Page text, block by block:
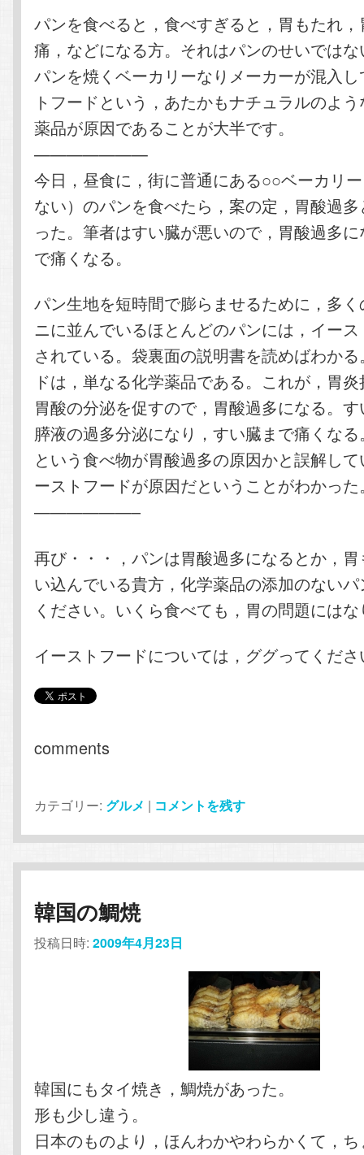
パンを食べると，食べすぎると，胃もたれ
痛，などになる方。それはパンのせいでは
パンを焼くベーカリーなりメーカーが混入
トフードという，あたかもナチュラルのよ
薬品が原因であることが大半です。
———————
今日，昼食に，街に普通にある○○ベーカリ
ない）のパンを食べたら，案の定，胃酸過
った。筆者はすい臓が悪いので，胃酸過多
で痛くなる。
パン生地を短時間で膨らませるために，多
ニに並んでいるほとんどのパンには，イー
されている。袋裏面の説明書を読めばわか
ドは，単なる化学薬品である。これが，胃
胃酸の分泌を促すので，胃酸過多になる。
膵液の過多分泌になり，すい臓まで痛くな
という食べ物が胃酸過多の原因かと誤解し
ーストフードが原因だということがわかった
——————–
再び・・・，パンは胃酸過多になるとか，
い込んでいる貴方，化学薬品の添加のない
ください。いくら食べても，胃の問題には
イーストフードについては，ググってくだ
comments
カテゴリー: グルメ | コメントを残す
韓国の鯛焼
投稿日時:2009年4月23日
韓国にもタイ焼き，鯛焼があった。
形も少し違う。
日本のものより，ほんわかやわらかくて，